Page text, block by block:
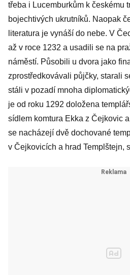
třeba i Lucemburkům k českému
bojechtivých ukrutníků. Naopak
literatura je vynáší do nebe. V
až v roce 1232 a usadili se na
náměstí. Působili u dvora jako
zprostředkovávali půjčky, starali
stáli v pozadí mnoha
je od roku 1292 doložena
sídlem komtura Ekka z Čejkovic
se nacházejí dvě dochované
v Čejkovicích a hrad Templštejn,